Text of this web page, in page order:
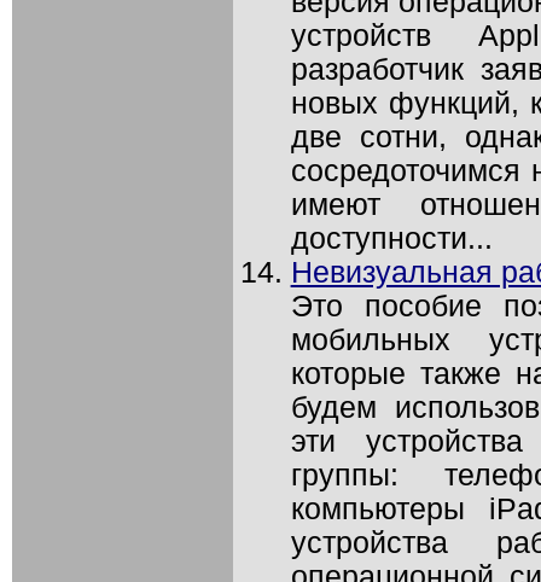
устройств
разработчик
новых функций,
две сотни,
сосредоточимся
имеют
доступности...
Невизуальная
Это пособие
мобильных
которые также
будем
эти
группы:
компьютеры
устройства